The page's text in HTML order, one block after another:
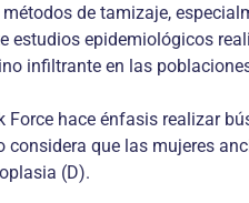
de tamizaje,
estudios epidemiológicos
infiltrante en las
Force hace énfasis realizar
considera que las mujeres
(D).